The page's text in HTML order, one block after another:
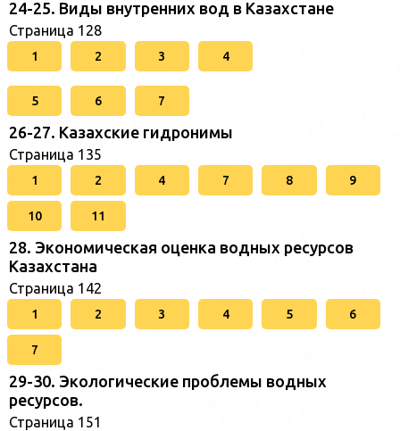
24-25. Виды внутренних вод в Казахстане
Страница 128
1 2 3 4
5 6 7
26-27. Казахские гидронимы
Страница 135
1 2 4 7 8 9
10 11
28. Экономическая оценка водных ресурсов
Казахстана
Страница 142
1 2 3 4 5 6
7
29-30. Экологические проблемы водных
ресурсов.
Страница 151